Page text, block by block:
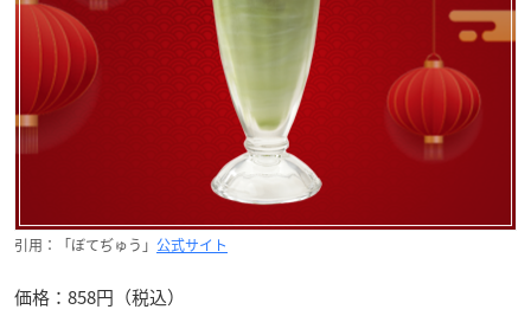
引用：「ぼてぢゅう」 公式サイト
価格：858円（税込）